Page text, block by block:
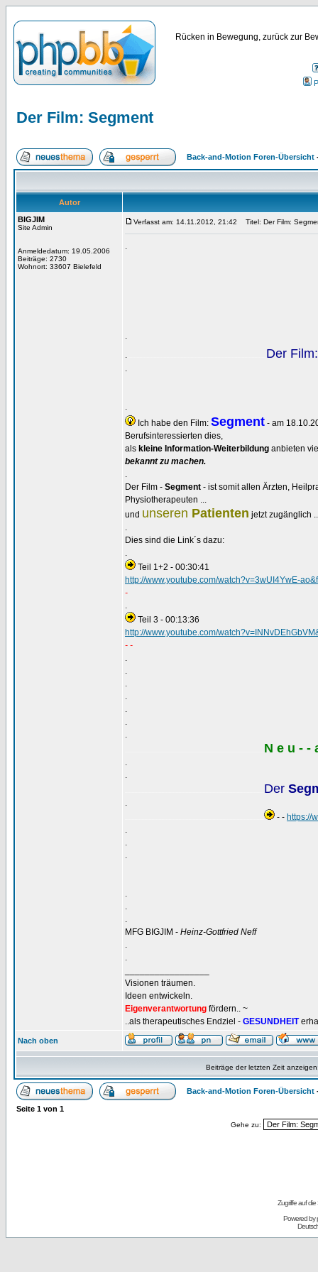
Rücken in Bewegung, zurück zur
Der Film: Segment
Back-and-Motion Foren-Übersicht
Autor
BIGJIM
Site Admin
Anmeldedatum: 19.05.2006
Beiträge: 2730
Wohnort: 33607 Bielefeld
Verfasst am: 14.11.2012, 21:42 Titel: Der Film:
.
.
.
Der Film:
.
.
Ich habe den Film: Segment - am
Berufsinteressierten dies,
als kleine Information-Weiterbildung anbieten
bekannt zu machen.
.
Der Film - Segment - ist somit allen Ärzten,
Physiotherapeuten ...
und unseren Patienten jetzt zugänglich
.
Dies sind die Link´s dazu:
.
Teil 1+2 - 00:30:41
http://www.youtube.com/watch?v=3wUI4YwE-
-
.
Teil 3 - 00:13:36
http://www.youtube.com/
- -
.
.
.
.
.
.
.
N e u - -
.
.
Der
.
- - https://
.
.
.
.
.
.
MFG BIGJIM - Heinz-Gottfried Neff
.
.
Visionen träumen.
Ideen entwickeln.
Eigenverantwortung fördern.. ~
..als therapeutisches Endziel - GESUNDHEIT
Nach oben
Beiträge der letzten Zeit
Back-and-Motion Foren-Übersicht
Seite 1 von 1
Gehe zu:
Zugriffe auf
Powered by